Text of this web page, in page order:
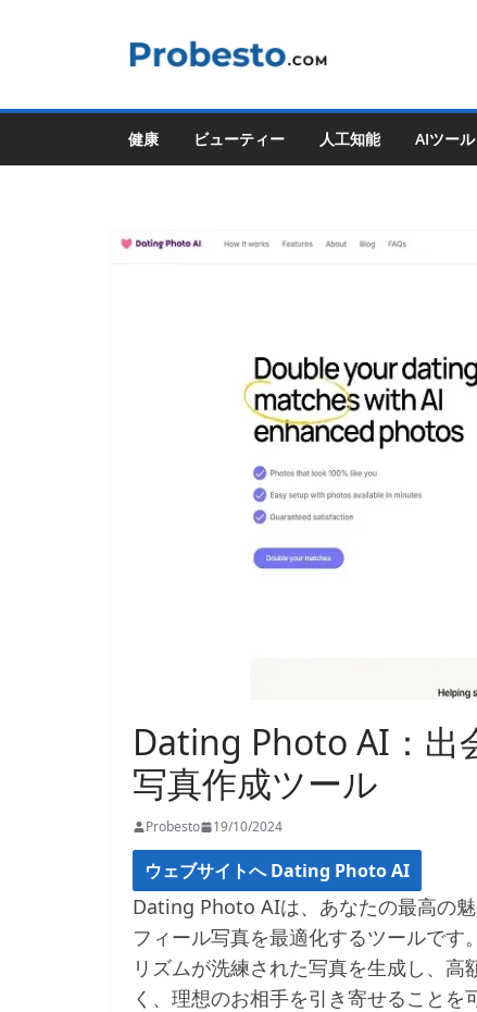
へ
健康 ビューティー 人工知能 AIツール
Dating Photo AI：出
写真作成ツール
Probesto 19/10/2024
ウェブサイトへ Dating Photo AI
Dating Photo AIは、あなたの最高の
フィール写真を最適化するツールで
リズムが洗練された写真を生成し、
く、理想のお相手を引き寄せることを